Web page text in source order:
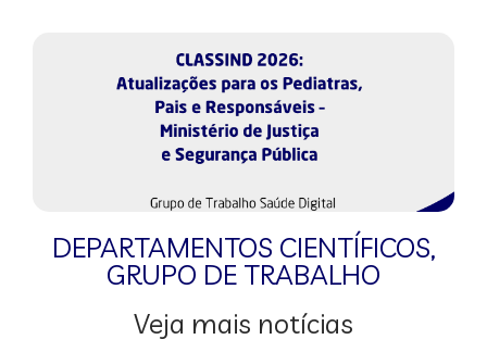
DEPARTAMENTOS CIENTÍFICOS,
GRUPO DE TRABALHO
Veja mais notícias